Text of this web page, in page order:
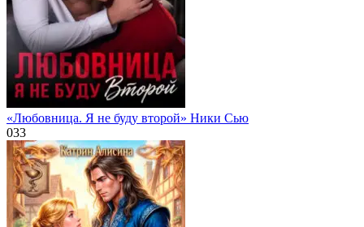
«Любовница. Я не буду второй» Ники Сью
033